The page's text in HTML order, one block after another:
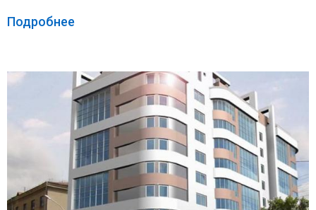
Подробнее